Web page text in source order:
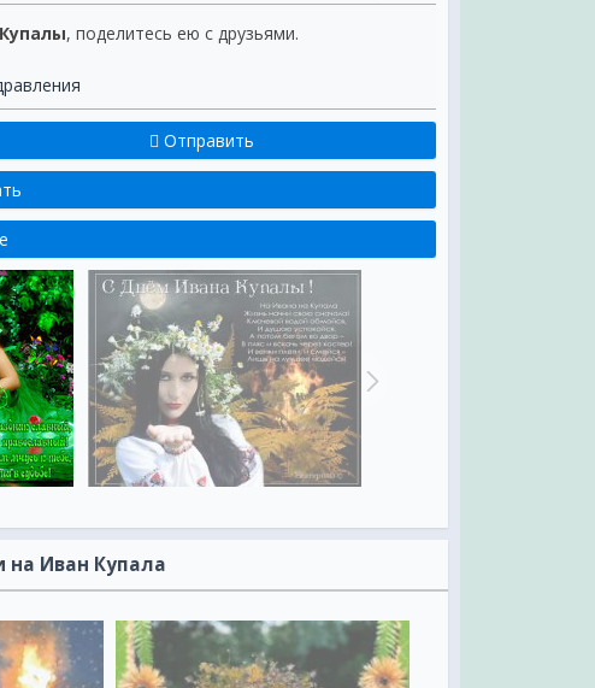
, поделитесь ею с друзьями.
Отправить
на Иван Купала